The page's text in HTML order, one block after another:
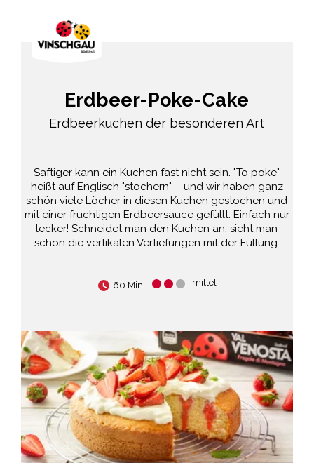
Erdbeer-Poke-Cake
Erdbeerkuchen der besonderen Art
Saftiger kann ein Kuchen fast nicht sein. "To poke"
heißt auf Englisch "stochern" – und wir haben ganz
schön viele Löcher in diesen Kuchen gestochen und
mit einer fruchtigen Erdbeersauce gefüllt. Einfach nur
lecker! Schneidet man den Kuchen an, sieht man
schön die vertikalen Vertiefungen mit der Füllung.
60 Min. mittel